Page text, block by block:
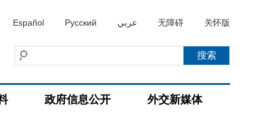
Español Русский عربي 无障碍 关怀版
政府信息公开 外交新媒体